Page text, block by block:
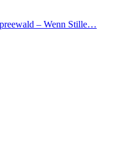
– Wenn Stille…